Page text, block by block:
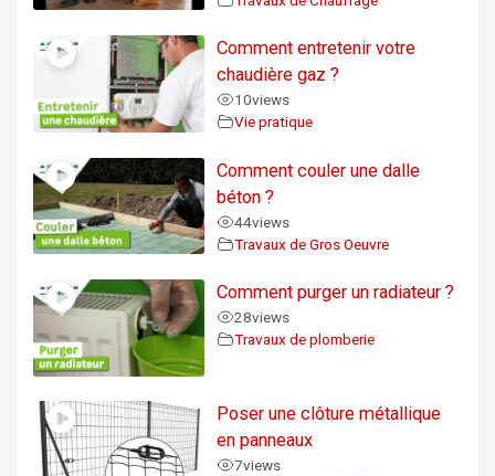
Comment entretenir votre
chaudière gaz ?
10views
Vie pratique
Comment couler une dalle
béton ?
44views
Travaux de Gros Oeuvre
Comment purger un radiateur ?
28views
Travaux de plomberie
Poser une clôture métallique
en panneaux
7views